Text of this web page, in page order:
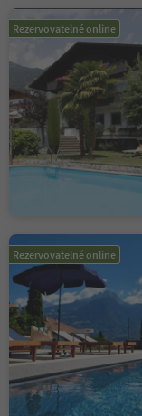
Rezervovatelné online
Rezervovatelné online